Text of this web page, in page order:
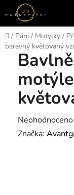
Přejít
na
obsah
Domů
/ Páni / Motýlky /
barevný květovaný
Průměrné
hodnocení
Neohodnoceno
Značka: